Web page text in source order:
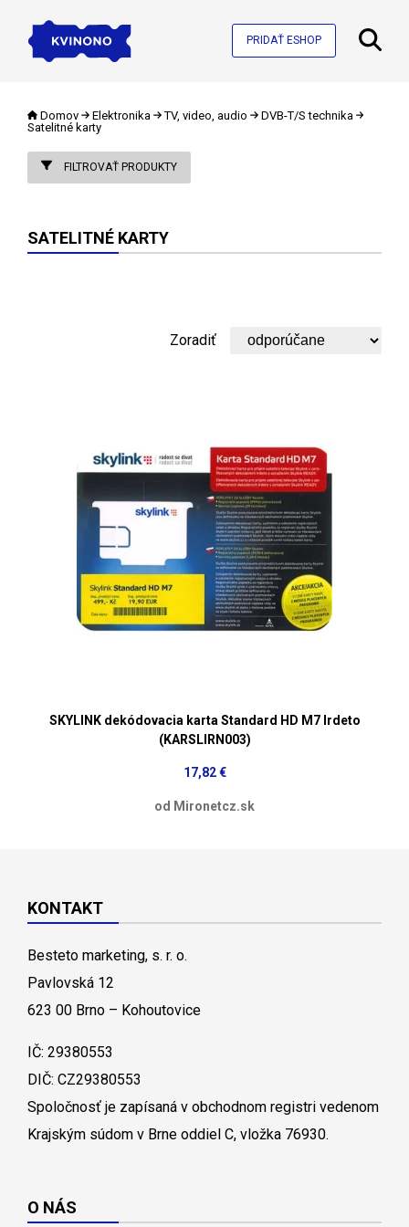
PRIDAŤ ESHOP
Domov Elektronika TV, video, audio
DVB-T/S technika
Satelitné karty
FILTROVAŤ PRODUKTY
SATELITNÉ KARTY
Zoradiť
SKYLINK dekódovacia karta Standard HD M7 Irdeto
(KARSLIRN003)
17,82 €
od Mironetcz.sk
KONTAKT
Besteto marketing, s. r. o.
Pavlovská 12
623 00 Brno – Kohoutovice
IČ: 29380553
DIČ: CZ29380553
Spoločnosť je zapísaná v obchodnom registri vedenom
Krajským súdom v Brne oddiel C, vložka 76930.
O NÁS